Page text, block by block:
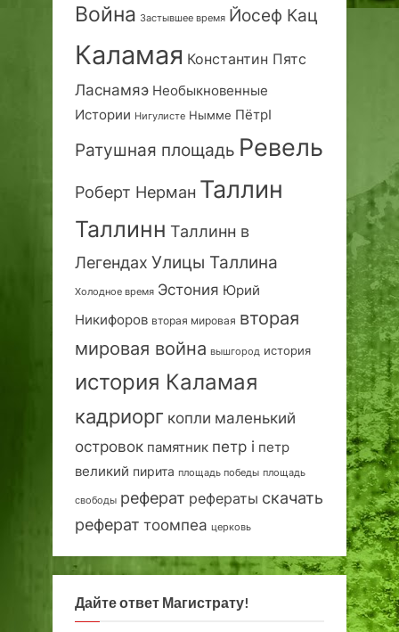
Война Застывшее время Йосеф Кац
Каламая Константин Пятс
Ласнамяэ Необыкновенные
Истории Нигулисте Нымме ПётрI
Ратушная площадь Ревель
Роберт Нерман Таллин
Таллинн Таллинн в
Легендах Улицы Таллина
Холодное время Эстония Юрий
Никифоров вторая мировая вторая
мировая война вышгород история
история Каламая
кадриорг копли маленький
островок памятник петр i петр
великий пирита площадь победы площадь
свободы реферат рефераты скачать
реферат тоомпеа церковь
Дайте ответ Магистрату!